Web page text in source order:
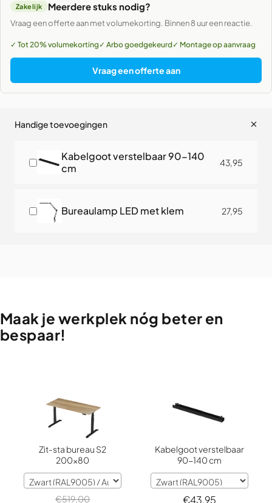
Zakelijk Meerdere stuks nodig?
Vraag een offerte aan met volumekorting. Binnen 8 uur een reactie.
✓ Tot 20% volumekorting ✓ Arbo goedgekeurd✓ Montage op aanvraag
Vraag een offerte aan
Handige toevoegingen
Kabelgoot verstelbaar 90-140
cm
43,95
Bureaulamp LED met klem 27,95
Maak je werkplek nóg beter en
bespaar!
Zit-sta bureau S2
200x80
€519,00
Kabelgoot verstelbaar
90-140 cm
€43,95